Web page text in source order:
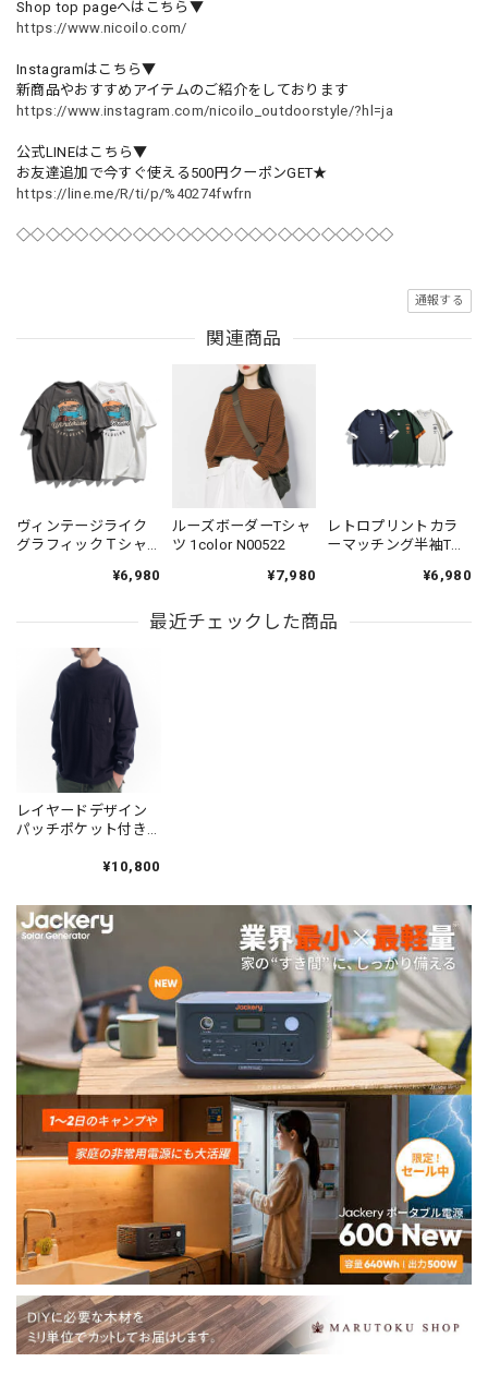
Shop top pageへはこちら▼
https://www.nicoilo.com/
Instagramはこちら▼
新商品やおすすめアイテムのご紹介をしております
https://www.instagram.com/nicoilo_outdoorstyle/?hl=ja
公式LINEはこちら▼
お友達追加で今すぐ使える500円クーポンGET★
https://line.me/R/ti/p/%40274fwfrn
◇◇◇◇◇◇◇◇◇◇◇◇◇◇◇◇◇◇◇◇◇◇◇◇◇◇
通報する
関連商品
ヴィンテージライク
グラフィックＴシャ
¥6,980
ルーズボーダーTシャ
ツ 1color N00522
¥7,980
レトロプリントカラ
ーマッチング半袖Tシ
¥6,980
最近チェックした商品
レイヤードデザイン
パッチポケット付きT
¥10,800